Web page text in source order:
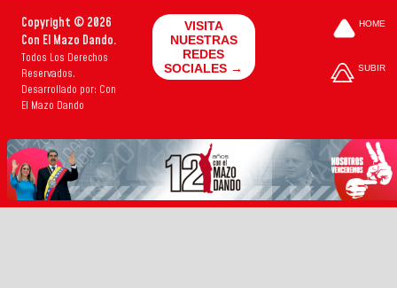
Copyright © 2026
Con El Mazo Dando.
Todos Los Derechos
Reservados.
Desarrollado por: Con
El Mazo Dando
VISITA
NUESTRAS
REDES
SOCIALES →
HOME
SUBIR